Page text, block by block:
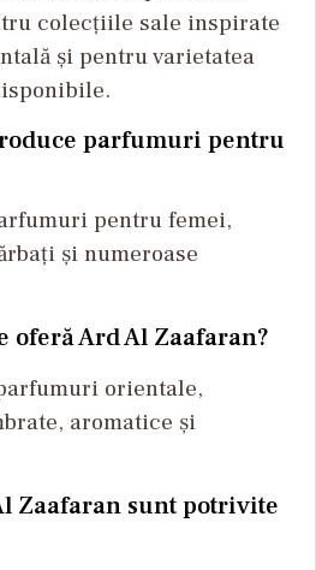
colecțiile sale inspirate
și pentru varietatea
parfumuri pentru
pentru femei,
și numeroase
oferă Ard Al Zaafaran?
orientale,
aromatice și
Zaafaran sunt potrivite